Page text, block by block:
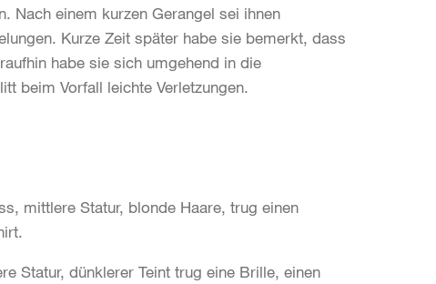
Nach einem kurzen Gerangel sei ihnen
Kurze Zeit später habe sie bemerkt, dass
habe sie sich umgehend in die
beim Vorfall leichte Verletzungen.
mittlere Statur, blonde Haare, trug einen
Statur, dünklerer Teint trug eine Brille, einen